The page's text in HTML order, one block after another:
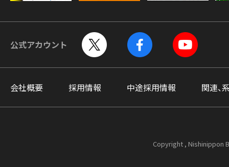
公式アカウント
会社概要 採用情報 中途採用情報 関連、
Copyright , Nishinippon